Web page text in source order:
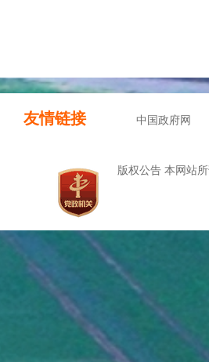
友情链接 中国政府网
版权公告 本网站